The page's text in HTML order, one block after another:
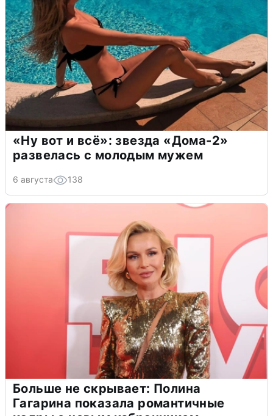
«Ну вот и всё»: звезда «Дома-2»
развелась с молодым мужем
6 августа 138
Больше не скрывает: Полина
Гагарина показала романтичные